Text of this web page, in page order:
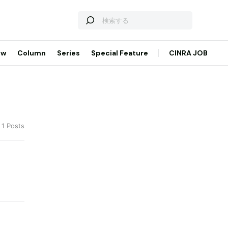
Column Series Special Feature CINRA JOB
Posts